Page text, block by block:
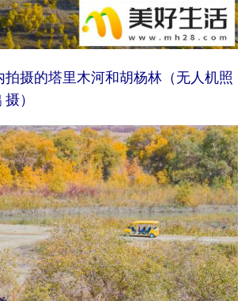
摄的塔里木河和胡杨林（无人机照
）